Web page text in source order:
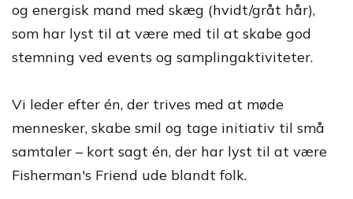
og energisk mand med skæg (hvidt/gråt hår),
som har lyst til at være med til at skabe god
stemning ved events og samplingaktiviteter.
Vi leder efter én, der trives med at møde
mennesker, skabe smil og tage initiativ til små
samtaler – kort sagt én, der har lyst til at være
Fisherman's Friend ude blandt folk.